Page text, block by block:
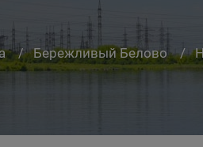
Бережливый Белово